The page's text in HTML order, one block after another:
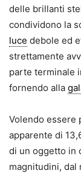
delle brillanti
condividono la
luce debole ed
strettamente
parte terminale
fornendo alla
Volendo essere
apparente di
di un oggetto in
magnitudini, dal